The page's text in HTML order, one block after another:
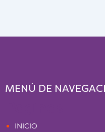
MENÚ DE
INICIO